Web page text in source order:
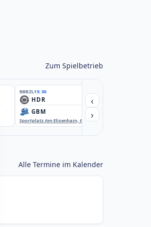
Zum Spielbetrieb
BBBZL15:30
HDR
GBM
Sportplatz Am Elisenhain, Greifswald-Eldena
Förde Ballpark (Kilia-
‹
›
Alle Termine im Kalender